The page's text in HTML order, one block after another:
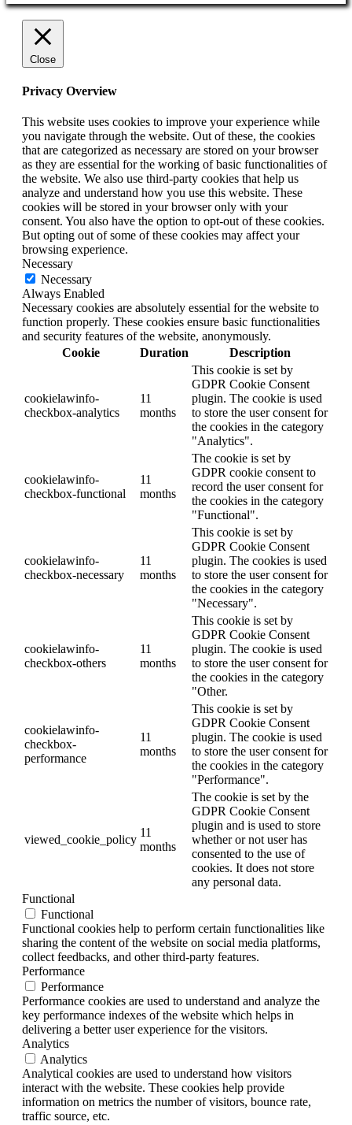
Close
Privacy Overview
This website uses cookies to improve your experience while
you navigate through the website. Out of these, the cookies
that are categorized as necessary are stored on your browser
as they are essential for the working of basic functionalities of
the website. We also use third-party cookies that help us
analyze and understand how you use this website. These
cookies will be stored in your browser only with your
consent. You also have the option to opt-out of these cookies.
But opting out of some of these cookies may affect your
browsing experience.
Necessary
Necessary
Always Enabled
Necessary cookies are absolutely essential for the website to
function properly. These cookies ensure basic functionalities
and security features of the website, anonymously.
Cookie
Duration Description
cookielawinfo-
checkbox-analytics
11
months
This cookie is set by
GDPR Cookie Consent
plugin. The cookie is used
to store the user consent for
the cookies in the category
"Analytics".
cookielawinfo-
checkbox-functional
11
months
The cookie is set by
GDPR cookie consent to
record the user consent for
the cookies in the category
"Functional".
cookielawinfo-
checkbox-necessary
11
months
This cookie is set by
GDPR Cookie Consent
plugin. The cookies is used
to store the user consent for
the cookies in the category
"Necessary".
cookielawinfo-
checkbox-others
11
months
This cookie is set by
GDPR Cookie Consent
plugin. The cookie is used
to store the user consent for
the cookies in the category
"Other.
cookielawinfo-
checkbox-
performance
11
months
This cookie is set by
GDPR Cookie Consent
plugin. The cookie is used
to store the user consent for
the cookies in the category
"Performance".
viewed_cookie_policy
11
months
The cookie is set by the
GDPR Cookie Consent
plugin and is used to store
whether or not user has
consented to the use of
cookies. It does not store
any personal data.
Functional
Functional
Functional cookies help to perform certain functionalities like
sharing the content of the website on social media platforms,
collect feedbacks, and other third-party features.
Performance
Performance
Performance cookies are used to understand and analyze the
key performance indexes of the website which helps in
delivering a better user experience for the visitors.
Analytics
Analytics
Analytical cookies are used to understand how visitors
interact with the website. These cookies help provide
information on metrics the number of visitors, bounce rate,
traffic source, etc.